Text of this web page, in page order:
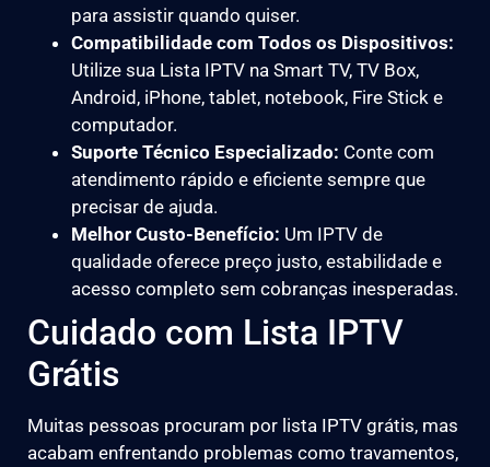
para assistir quando quiser.
Compatibilidade com Todos os Dispositivos:
Utilize sua Lista IPTV na Smart TV, TV Box,
Android, iPhone, tablet, notebook, Fire Stick e
computador.
Suporte Técnico Especializado: Conte com
atendimento rápido e eficiente sempre que
precisar de ajuda.
Melhor Custo-Benefício: Um IPTV de
qualidade oferece preço justo, estabilidade e
acesso completo sem cobranças inesperadas.
Cuidado com Lista IPTV
Grátis
Muitas pessoas procuram por lista IPTV grátis, mas
acabam enfrentando problemas como travamentos,